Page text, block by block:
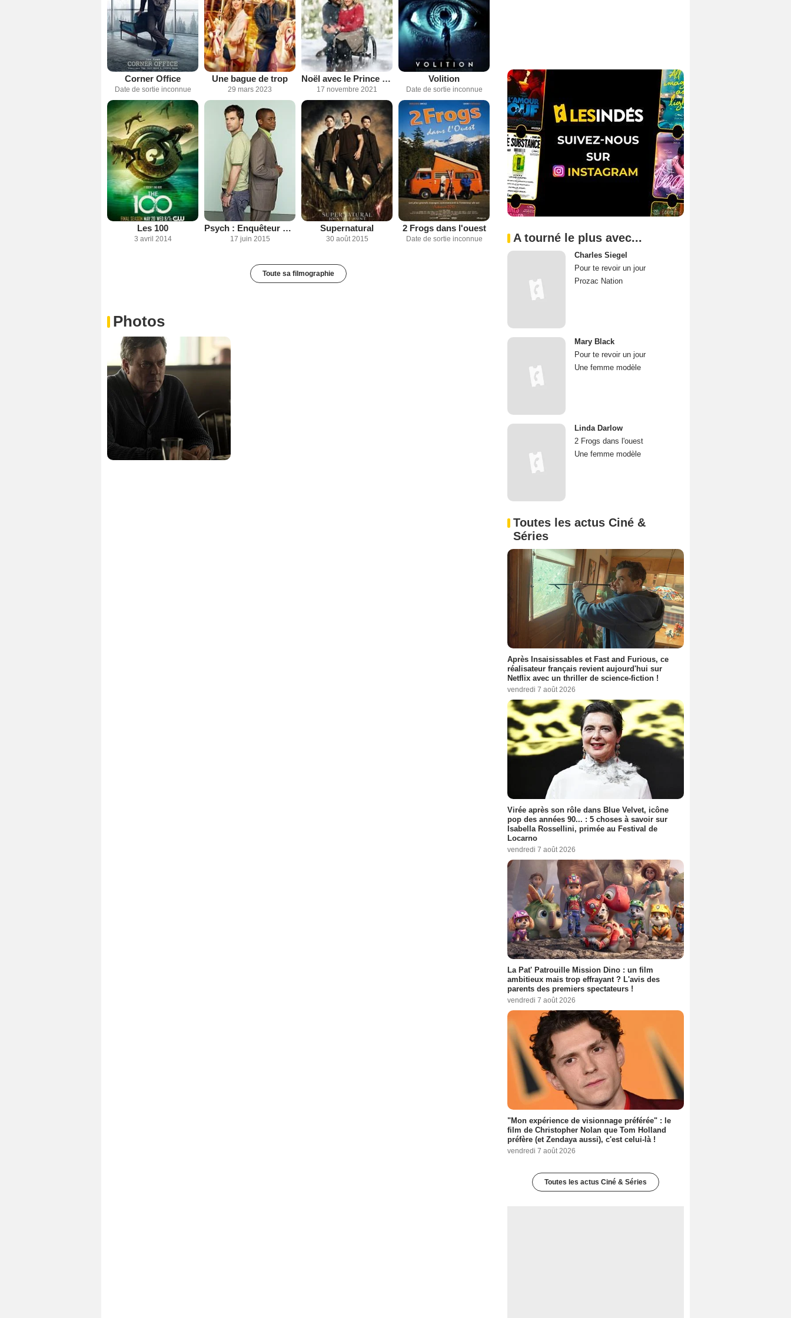
Corner Office
Date de sortie inconnue
Une bague de trop
29 mars 2023
Noël avec le Prince de mes rêves
17 novembre 2021
Volition
Date de sortie inconnue
Les 100
3 avril 2014
Psych : Enquêteur malgré lui
17 juin 2015
Supernatural
30 août 2015
2 Frogs dans l'ouest
Date de sortie inconnue
Toute sa filmographie
Photos
A tourné le plus avec...
Charles Siegel
Pour te revoir un jour
Prozac Nation
Mary Black
Pour te revoir un jour
Une femme modèle
Linda Darlow
2 Frogs dans l'ouest
Une femme modèle
Toutes les actus Ciné &
Séries
Après Insaisissables et Fast and Furious, ce
réalisateur français revient aujourd'hui sur
Netflix avec un thriller de science-fiction !
vendredi 7 août 2026
Virée après son rôle dans Blue Velvet, icône
pop des années 90... : 5 choses à savoir sur
Isabella Rossellini, primée au Festival de
Locarno
vendredi 7 août 2026
La Pat' Patrouille Mission Dino : un film
ambitieux mais trop effrayant ? L'avis des
parents des premiers spectateurs !
vendredi 7 août 2026
"Mon expérience de visionnage préférée" : le
film de Christopher Nolan que Tom Holland
préfère (et Zendaya aussi), c'est celui-là !
vendredi 7 août 2026
Toutes les actus Ciné & Séries